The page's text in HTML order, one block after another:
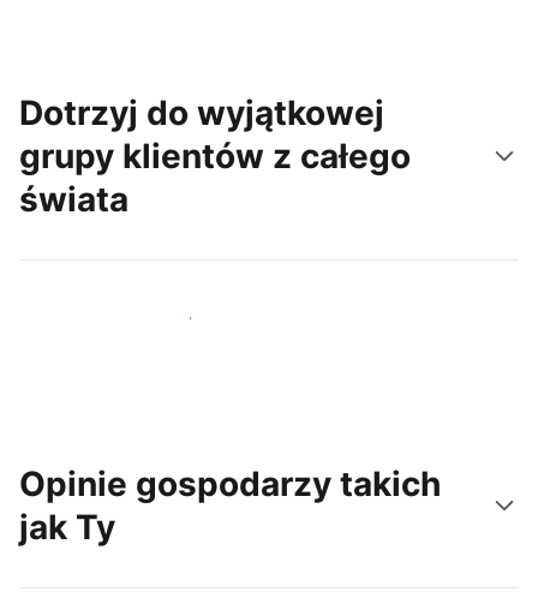
Dotrzyj do wyjątkowej
grupy klientów z całego
świata
Dotrzyj do nowych gości już dziś
Opinie gospodarzy takich
jak Ty